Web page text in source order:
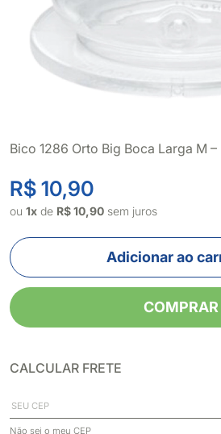
Bico 1286 Orto Big Boca Larga M
R$ 10,90
ou 1x de R$ 10,90 sem juros
Adicionar ao
COMPRAR
CALCULAR FRETE
Não sei o meu CEP